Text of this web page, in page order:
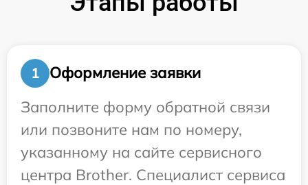
1
Оформление заявки
Заполните форму обратной связи
или позвоните нам по номеру,
указанному на сайте сервисного
центра Brother. Специалист сервиса